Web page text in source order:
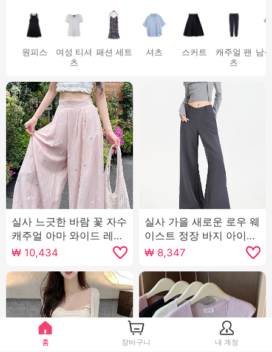
원피스
여성 티셔
츠
패션 세트 셔츠 스커트
캐주얼 팬
츠
남
실사 느긋한 바람 꽃 자수
캐주얼 아마 와이드 레깅
스 바지 2025 여름 새로
운 루즈핏 슬림해 보이는
스트레이트 팬츠
₩ 10,434
실사 가을 새로운 로우 웨
이스트 정장 바지 아이들
얇은 스타일 루즈핏 도루
가을 센스 bf 느긋한 캐주
얼 부츠컷 와이드 레그 팬
츠
₩ 8,347
홈 장바구니 내 계정